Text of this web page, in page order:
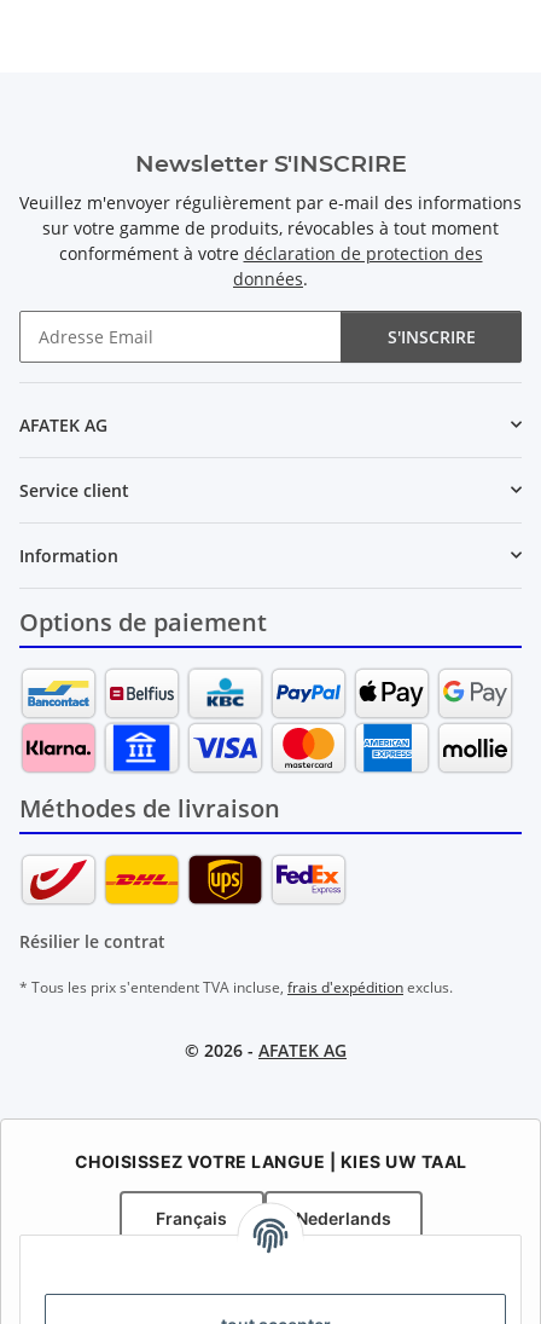
Newsletter S'INSCRIRE
Veuillez m'envoyer régulièrement par e-mail des informations
sur votre gamme de produits, révocables à tout moment
conformément à votre déclaration de protection des
données.
S'INSCRIRE
AFATEK AG
Service client
Information
Options de paiement
Méthodes de livraison
Résilier le contrat
* Tous les prix s'entendent TVA incluse, frais d'expéditionexclus.
© 2026 - AFATEK AG
CHOISISSEZ VOTRE LANGUE | KIES UW TAAL
Français Nederlands